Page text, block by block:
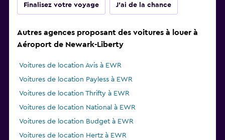
Finalisez votre voyage J'ai de la chance
Autres agences proposant des voitures à louer à
Aéroport de Newark-Liberty
Voitures de location Avis à EWR
Voitures de location Payless à EWR
Voitures de location Thrifty à EWR
Voitures de location National à EWR
Voitures de location Budget à EWR
Voitures de location Hertz à EWR